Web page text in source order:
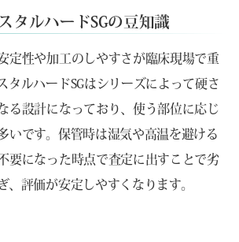
タルハードSGの豆知識
定性や加工のしやすさが臨床現場で重
タルハードSGはシリーズによって硬さ
る設計になっており、使う部位に応じ
いです。保管時は湿気や高温を避ける
要になった時点で査定に出すことで劣
、評価が安定しやすくなります。